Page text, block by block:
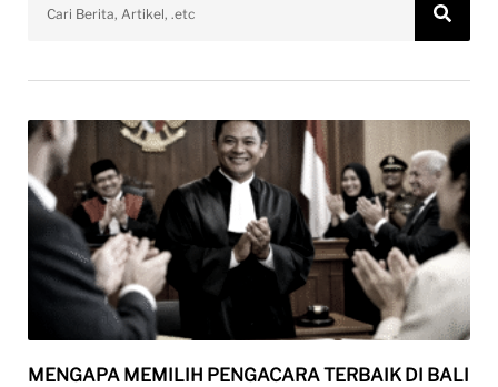
MENGAPA MEMILIH PENGACARA TERBAIK DI BALI